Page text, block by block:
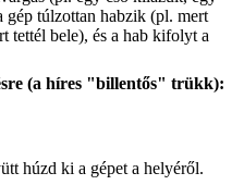
gép túlzottan habzik (pl. mert
tettél bele), és a hab kifolyt a
(a híres "billentős" trükk):
húzd ki a gépet a helyéről.